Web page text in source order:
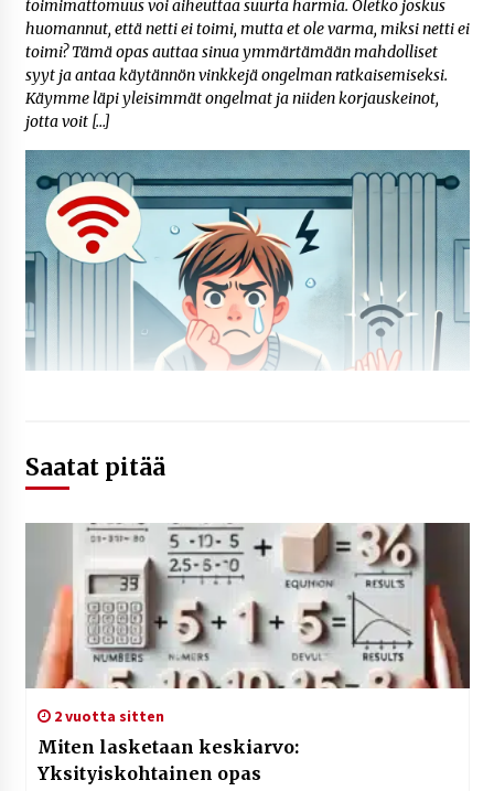
toimimattomuus voi aiheuttaa suurta harmia. Oletko joskus
huomannut, että netti ei toimi, mutta et ole varma, miksi netti ei
toimi? Tämä opas auttaa sinua ymmärtämään mahdolliset
syyt ja antaa käytännön vinkkejä ongelman ratkaisemiseksi.
Käymme läpi yleisimmät ongelmat ja niiden korjauskeinot,
jotta voit […]
Saatat pitää
2 vuotta sitten
Miten lasketaan keskiarvo:
Yksityiskohtainen opas